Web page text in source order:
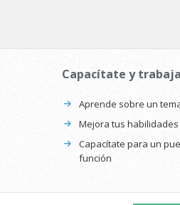
Capacítate y trabaja
Aprende sobre un
Mejora tus habilidades
Capacítate para un
función